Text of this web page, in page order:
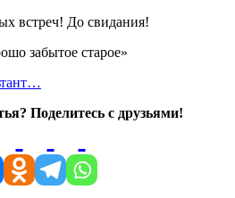
встреч! До свидания!
забытое старое»
Поделитесь с друзьями!